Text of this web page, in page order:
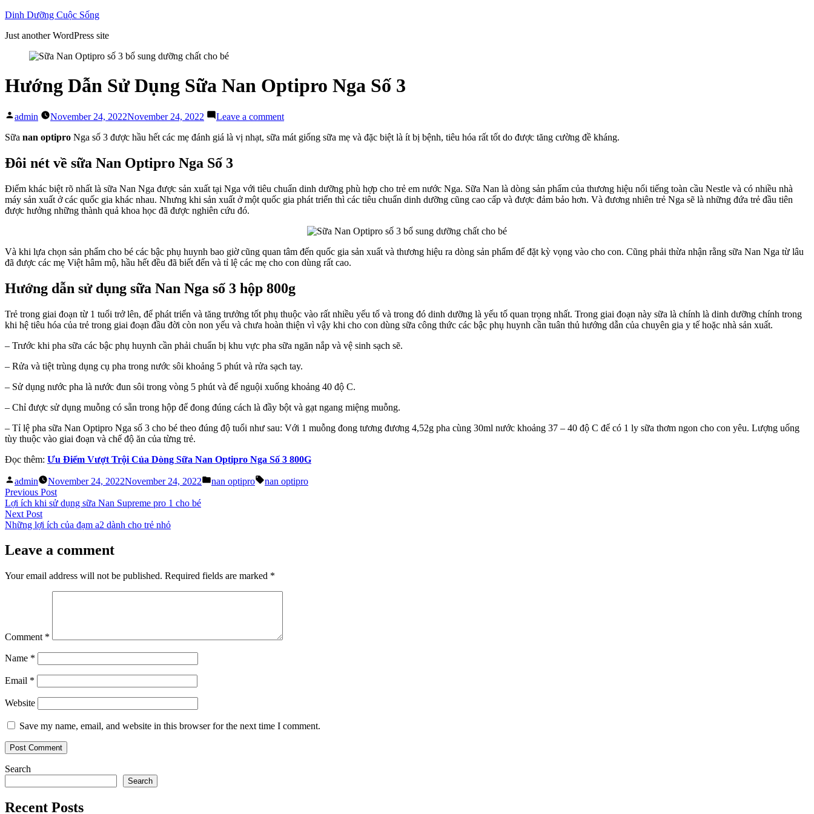
Skip
content
Dinh Dưỡng Cuộc Sống
Just another WordPress site
Hướng Dẫn Sử Dụng Sữa Nan Optipro Nga Số 3
Posted
admin November 24, 2022November 24, 2022 Leave a commenton
Dẫn
Optipro
Nga
Sữa nan optipro Nga số 3 được hầu hết các mẹ đánh giá là vị nhạt, sữa mát giống sữa mẹ và đặc biệt là ít bị bệnh, tiêu hóa rất tốt do được tăng cường đề kháng.
Đôi nét về sữa Nan Optipro Nga Số 3
Điểm khác biệt rõ nhất là sữa Nan Nga được sản xuất tại Nga với tiêu chuẩn dinh dưỡng phù hợp cho trẻ em nước Nga. Sữa Nan là dòng sản phẩm của thương hiệu nổi tiếng toàn cầu Nestle và có nhiều nhà
máy sản xuất ở các quốc gia khác nhau. Nhưng khi sản xuất ở một quốc gia phát triển thì các tiêu chuẩn dinh dưỡng cũng cao cấp và được đảm bảo hơn. Và đương nhiên trẻ Nga sẽ là những đứa trẻ đầu tiên
được hưởng những thành quả khoa học đã được nghiên cứu đó.
Và khi lựa chọn sản phẩm cho bé các bậc phụ huynh bao giờ cũng quan tâm đến quốc gia sản xuất và thương hiệu ra dòng sản phẩm để đặt kỳ vọng vào cho con. Cũng phải thừa nhận rằng sữa Nan Nga từ lâu
đã được các mẹ Việt hâm mộ, hầu hết đều đã biết đến và tỉ lệ các mẹ cho con dùng rất cao.
Hướng dẫn sử dụng sữa Nan Nga số 3 hộp 800g
Trẻ trong giai đoạn từ 1 tuổi trở lên, để phát triển và tăng trưởng tốt phụ thuộc vào rất nhiều yếu tố và trong đó dinh dưỡng là yếu tố quan trọng nhất. Trong giai đoạn này sữa là chính là dinh dưỡng chính trong
khi hệ tiêu hóa của trẻ trong giai đoạn đầu đời còn non yếu và chưa hoàn thiện vì vậy khi cho con dùng sữa công thức các bậc phụ huynh cần tuân thủ hướng dẫn của chuyên gia y tế hoặc nhà sản xuất.
– Trước khi pha sữa các bậc phụ huynh cần phải chuẩn bị khu vực pha sữa ngăn nắp và vệ sinh sạch sẽ.
– Rửa và tiệt trùng dụng cụ pha trong nước sôi khoảng 5 phút và rửa sạch tay.
– Sử dụng nước pha là nước đun sôi trong vòng 5 phút và để nguội xuống khoảng 40 độ C.
– Chỉ được sử dụng muỗng có sẵn trong hộp để đong đúng cách là đầy bột và gạt ngang miệng muỗng.
– Tỉ lệ pha sữa Nan Optipro Nga số 3 cho bé theo đúng độ tuổi như sau: Với 1 muỗng đong tương đương 4,52g pha cùng 30ml nước khoảng 37 – 40 độ C để có 1 ly sữa thơm ngon cho con yêu. Lượng uống
tùy thuộc vào giai đoạn và chế độ ăn của từng trẻ.
Đọc thêm: Ưu Điểm Vượt Trội Của Dòng Sữa Nan Optipro Nga Số 3 800G
Posted
by
admin November 24, 2022November 24, 2022
Posted
nan optipro Tags:
nan optipro
Post
navigation
Previous PostPrevious
post:
Lợi ích khi sử dụng sữa Nan Supreme pro 1 cho bé
Next PostNext
post:
Những lợi ích của đạm a2 dành cho trẻ nhỏ
Leave a comment
Your email address will not be published. Required fields are marked *
Comment *
Name *
Email *
Website
Save my name, email, and website in this browser for the next time I comment.
Search
Search
Recent Posts